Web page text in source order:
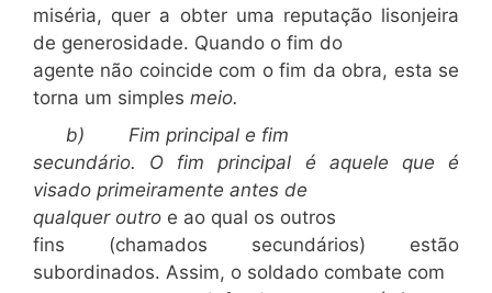
miséria, quer a obter uma reputação lisonjeira
de generosidade. Quando o fim do
agente não coincide com o fim da obra, esta se
torna um simples meio.
b) Fim principal e fim
secundário. O fim principal é aquele que é
visado primeiramente antes de
qualquer outro e ao qual os outros
fins (chamados secundários) estão
subordinados. Assim, o soldado combate com